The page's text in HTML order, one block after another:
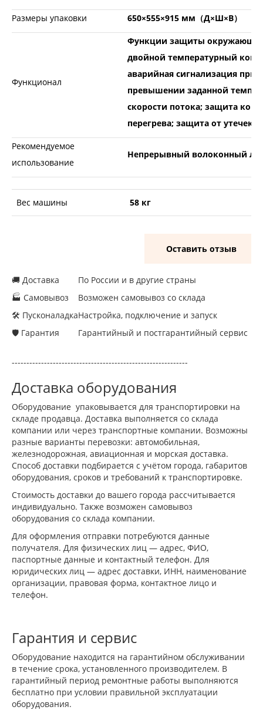
Размеры упаковки 650×555×915 мм（Д×Ш×В）
Функционал
Функции защиты
двойной температурный
аварийная сигнализация при
превышении заданной
скорости потока; защита
перегрева; защита от утечек
Рекомендуемое
использование
Непрерывный волоконный
Вес машины 58 кг
Оставить отзыв
🚚 Доставка
🏭 Самовывоз
🛠 Пусконаладка
🛡 Гарантия
По России и в другие страны
Возможен самовывоз со склада
Настройка, подключение и запуск
Гарантийный и постгарантийный сервис
------------------------------------------------------------
Доставка оборудования
Оборудование упаковывается для транспортировки на
складе продавца. Доставка выполняется со склада
компании или через транспортные компании. Возможны
разные варианты перевозки: автомобильная,
железнодорожная, авиационная и морская доставка.
Способ доставки подбирается с учётом города, габаритов
оборудования, сроков и требований к транспортировке.
Стоимость доставки до вашего города рассчитывается
индивидуально. Также возможен самовывоз
оборудования со склада компании.
Для оформления отправки потребуются данные
получателя. Для физических лиц — адрес, ФИО,
паспортные данные и контактный телефон. Для
юридических лиц — адрес доставки, ИНН, наименование
организации, правовая форма, контактное лицо и
телефон.
Гарантия и сервис
Оборудование находится на гарантийном обслуживании
в течение срока, установленного производителем. В
гарантийный период ремонтные работы выполняются
бесплатно при условии правильной эксплуатации
оборудования.